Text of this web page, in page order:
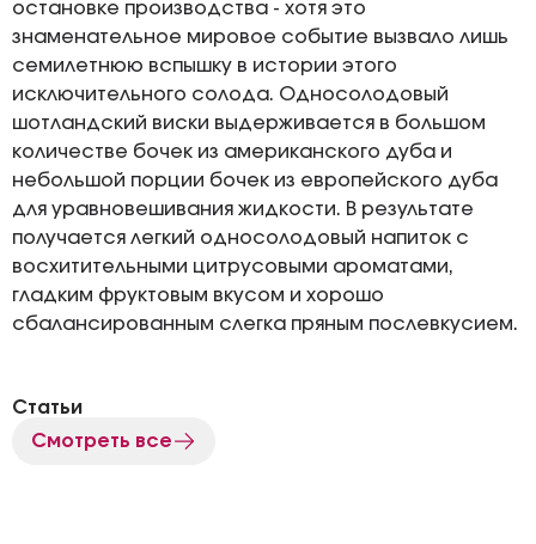
остановке производства - хотя это
знаменательное мировое событие вызвало лишь
семилетнюю вспышку в истории этого
исключительного солода. Односолодовый
шотландский виски выдерживается в большом
количестве бочек из американского дуба и
небольшой порции бочек из европейского дуба
для уравновешивания жидкости. В результате
получается легкий односолодовый напиток с
восхитительными цитрусовыми ароматами,
гладким фруктовым вкусом и хорошо
сбалансированным слегка пряным послевкусием.
Статьи
Смотреть все